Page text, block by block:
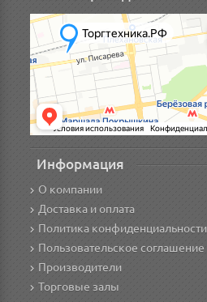
Информация
О компании
Доставка и оплата
Политика конфиденциальности
Пользовательское соглашение
Производители
Торговые залы